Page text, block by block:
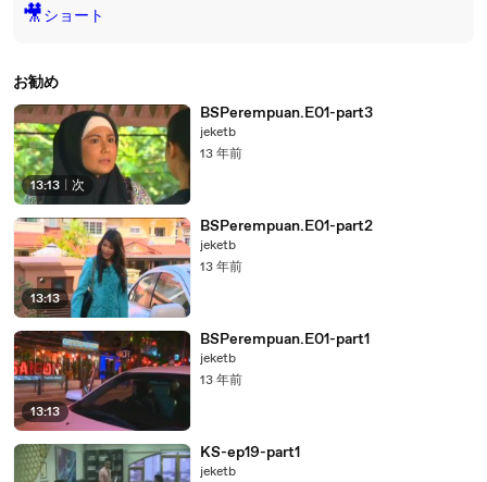
🎥ショート
お勧め
13:13 次
BSPerempuan.E01-part3
jeketb
13 年前
13:13
BSPerempuan.E01-part2
jeketb
13 年前
13:13
BSPerempuan.E01-part1
jeketb
13 年前
KS-ep19-part1
jeketb